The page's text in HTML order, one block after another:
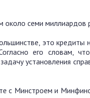
семи миллиардов
это кредиты
его словам,
установления
с Минстроем и